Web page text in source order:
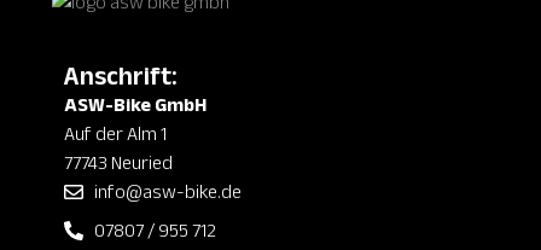
Anschrift:
ASW-Bike GmbH
Auf der Alm 1
77743 Neuried
info@asw-bike.de
07807 / 955 712